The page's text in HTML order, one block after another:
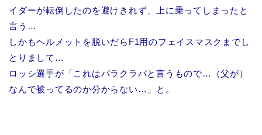
イダーが転倒したのを避けきれず、上に乗ってしまったと
言う…
しかもヘルメットを脱いだらF1用のフェイスマスクまでし
とりまして…
ロッシ選手が「これはバラクラバと言うもので…（父が）
なんで被ってるのか分からない…」と。